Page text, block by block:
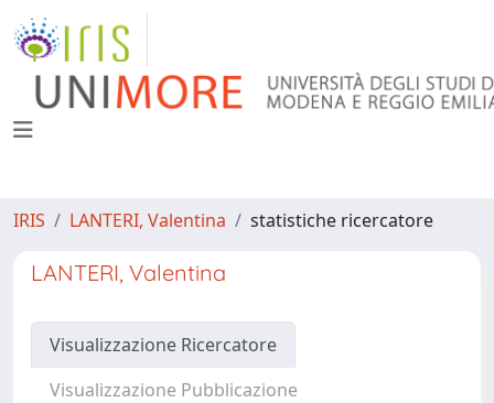
IRIS LANTERI, Valentina statistiche ricercatore
LANTERI, Valentina
Visualizzazione Ricercatore
Visualizzazione Pubblicazione